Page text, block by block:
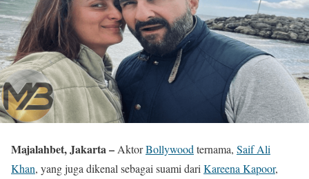
Majalahbet, Jakarta –AktorBollywoodternama, Saif Ali
Khan, yang juga dikenal sebagai suami dariKareena Kapoor,